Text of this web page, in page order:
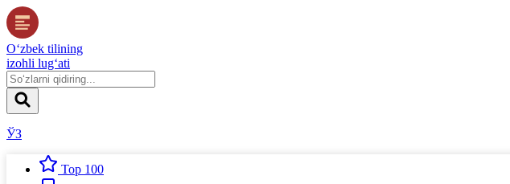
O‘zbek tilining
izohli lug‘ati
ЎЗ
Top 100